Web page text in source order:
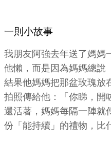
一則小故事
我朋友阿強去年送了媽媽
他懶，而是因為媽媽總說
結果他媽媽把那盆玫瑰放
拍照傳給他：「你睇，開
還活著，媽媽每隔一陣就
份「能持續」的禮物，比